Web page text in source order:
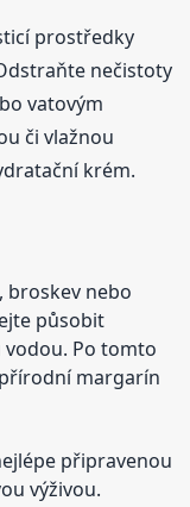
prostředky
nečistoty
vatovým
či vlažnou
krém.
broskev nebo
působit
Po tomto
margarín
připravenou
výživou.